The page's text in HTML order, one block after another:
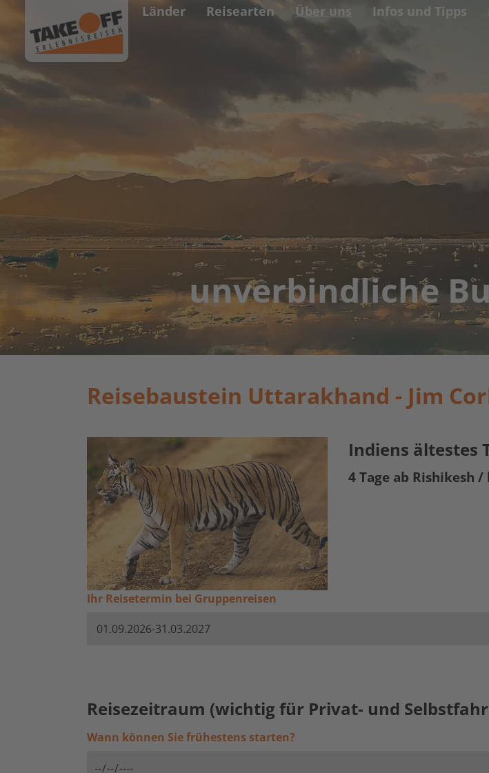
Länder Reisearten Über uns Infos und Tipps
unverbindliche
Reisebaustein Uttarakhand - Jim
Indiens ältestes
4 Tage ab Rishikesh /
Ihr Reisetermin bei Gruppenreisen
Reisezeitraum (wichtig für Privat- und
Wann können Sie frühestens starten?